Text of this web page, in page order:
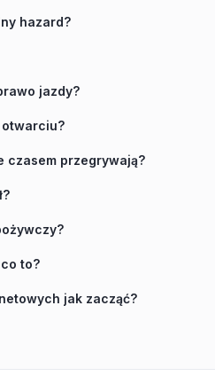
hazard?
jazdy?
otwarciu?
czasem przegrywają?
to?
jak zacząć?